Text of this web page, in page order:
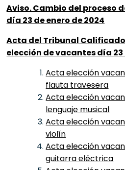
Aviso. Cambio del proceso
día 23 de enero de 2024
Acta del Tribunal
elección de vacantes día 23
Acta elección
flauta travesera
Acta elección
lenguaje musical
Acta elección
violín
Acta elección
guitarra eléctrica